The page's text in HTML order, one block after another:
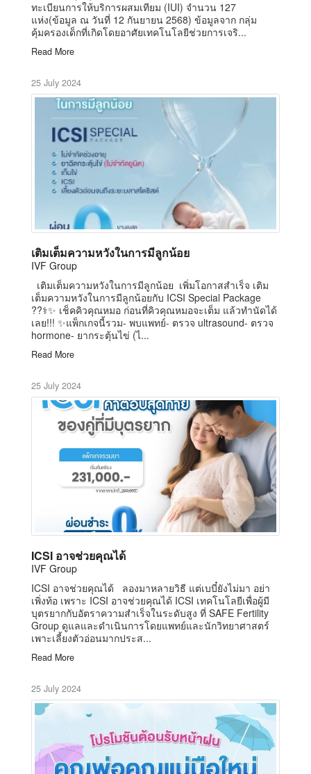
ทะเบียนการให้บริการผสมเทียม (IUI) จำนวน 127
แห่ง(ข้อมูล ณ วันที่ 12 กันยายน 2568) ข้อมูลจาก กลุ่ม
คุ้มครองเด็กที่เกิดโดยอาศัยเทคโนโลยีช่วยการเจริ...
Read More
25 July 2024
เติมเต็มความหวังในการมีลูกน้อย
IVF Group
เติมเต็มความหวังในการมีลูกน้อย เพิ่มโอกาสสำเร็จ เติม
เต็มความหวังในการมีลูกน้อยกับ ICSI Special Package
??‍⚕️✨ เช็คคิวคุณหมอ ก่อนที่คิวคุณหมอจะเต็ม แล้วทำนัดได้
เลย!!! ✨แพ็กเกจนี้รวม- พบแพทย์- ตรวจ ultrasound- ตรวจ
hormone- ยากระตุ้นไข่ (ไ...
Read More
25 July 2024
ICSI อาจช่วยคุณได้
IVF Group
ICSI อาจช่วยคุณได้ ลองมาหลายวิธี แต่เบบี๋ยังไม่มา อย่า
เพิ่งท้อ เพราะ ICSI อาจช่วยคุณได้ ICSI เทคโนโลยีเพื่อผู้มี
บุตรยากกับอัตราความสำเร็จในระดับสูง ที่ SAFE Fertility
Group ดูแลและดำเนินการโดยแพทย์และนักวิทยาศาสตร์
เพาะเลี้ยงตัวอ่อนมากประส...
Read More
25 July 2024